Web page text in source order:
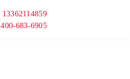
13362114859
400-683-6905